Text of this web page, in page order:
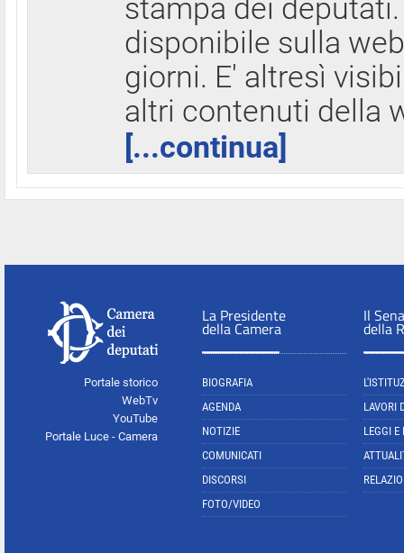
stampa dei
disponibile sulla
giorni. E' altresì
altri contenuti della
[...continua]
Portale storico
WebTv
YouTube
Portale Luce - Camera
La Presidente
della Camera
BIOGRAFIA
AGENDA
NOTIZIE
COMUNICATI
DISCORSI
FOTO/VIDEO
Il
della
LAVORI
LEGGI E